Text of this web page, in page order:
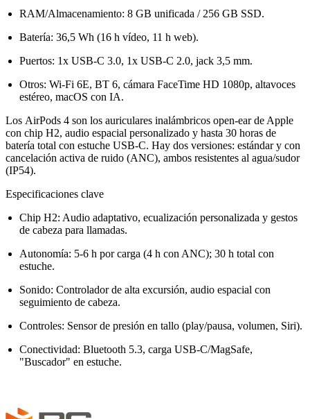
RAM/Almacenamiento: 8 GB unificada / 256 GB SSD.
Batería: 36,5 Wh (16 h vídeo, 11 h web).
Puertos: 1x USB-C 3.0, 1x USB-C 2.0, jack 3,5 mm.
Otros: Wi-Fi 6E, BT 6, cámara FaceTime HD 1080p, altavoces
estéreo, macOS con IA.
Los AirPods 4 son los auriculares inalámbricos open-ear de Apple
con chip H2, audio espacial personalizado y hasta 30 horas de
batería total con estuche USB-C. Hay dos versiones: estándar y con
cancelación activa de ruido (ANC), ambos resistentes al agua/sudor
(IP54).
Especificaciones clave
Chip H2: Audio adaptativo, ecualización personalizada y gestos
de cabeza para llamadas.
Autonomía: 5-6 h por carga (4 h con ANC); 30 h total con
estuche.
Sonido: Controlador de alta excursión, audio espacial con
seguimiento de cabeza.
Controles: Sensor de presión en tallo (play/pausa, volumen, Siri).
Conectividad: Bluetooth 5.3, carga USB-C/MagSafe,
"Buscador" en estuche.